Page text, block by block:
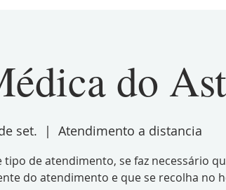
do
set.
  |
Atendimento a distancia
tipo de atendimento, se faz necessário
do atendimento e que se recolha no